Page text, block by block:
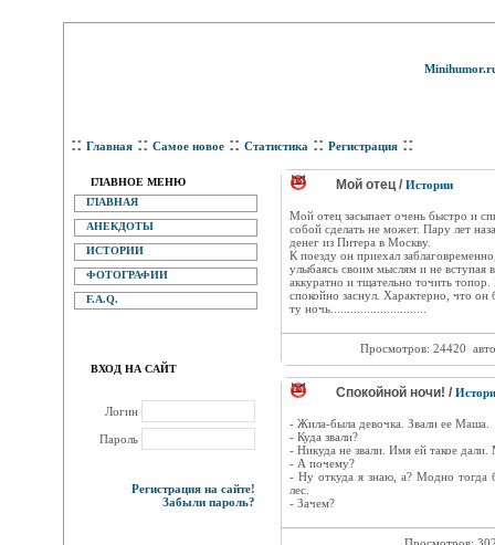
:: Главная :: Самое новое :: Статистика :: Регистрация ::
ГЛАВНОЕ МЕНЮ
ГЛАВНАЯ
АНЕКДОТЫ
ИСТОРИИ
ФОТОГРАФИИ
F.A.Q.
ВХОД НА САЙТ
Логин
Пароль
Регистрация на сайте!
Забыли пароль?
Мой отец / Истории
Мой отец засыпает очень быстро и
собой сделать не может. Пару лет
денег из Питера в Москву.
К поезду он приехал
улыбаясь своим мыслям и не вступая
аккуратно и тщательно точить
cпокойно заснул. Характерно, что он
ту ночь.............................
Просмотров: 24420
Спокойной ночи! /
- Жила-была девочка. Звали ее Маша.
- Куда звали?
- Никуда не звали. Имя ей такое дали.
- А почему?
- Ну откуда я знаю, а? Модно тогда
лес.
- Зачем?